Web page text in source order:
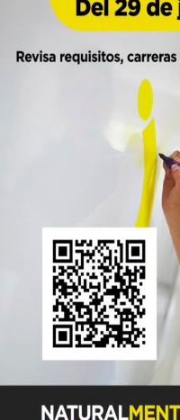
Journal of
es uno de los
los autores. El artículo
publicado en
es el Dr. Esteban